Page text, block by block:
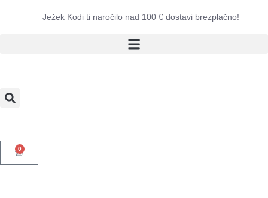
Ježek Kodi ti naročilo nad 100 € dostavi brezplačno!
0